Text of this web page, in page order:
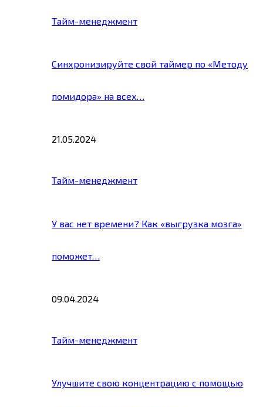
Тайм-менеджмент
Синхронизируйте свой таймер по «Методу
помидора» на всех…
21.05.2024
Тайм-менеджмент
У вас нет времени? Как «выгрузка мозга»
поможет…
09.04.2024
Тайм-менеджмент
Улучшите свою концентрацию с помощью